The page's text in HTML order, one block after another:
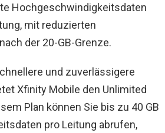
Hochgeschwindigkeitsdaten
mit reduzierten
der 20-GB-Grenze.
und zuverlässigere
Xfinity Mobile den Unlimited
Plan können Sie bis zu 40 GB
pro Leitung abrufen,